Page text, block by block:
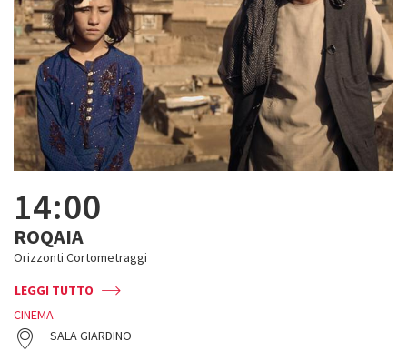
14:00
ROQAIA
Orizzonti Cortometraggi
LEGGI TUTTO
CINEMA
SALA GIARDINO